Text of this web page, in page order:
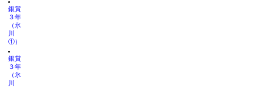
銀賞
３年
（氷
川
①）
銀賞
３年
（氷
川